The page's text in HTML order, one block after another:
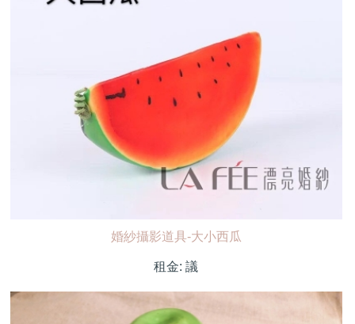
婚紗攝影道具-大小西瓜
租金:議